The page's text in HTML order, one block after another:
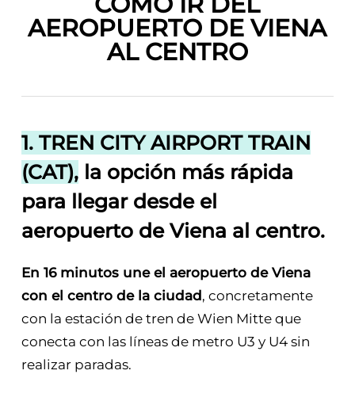
AEROPUERTO DE VIENA
AL CENTRO
1. TREN CITY AIRPORT TRAIN
(CAT),la opción más rápida
para llegar desde el
aeropuerto de Viena al centro.
En 16 minutos une el aeropuerto de Viena
con el centro de la ciudad , concretamente
con la estación de tren de Wien Mitte que
conecta con las líneas de metro U3 y U4 sin
realizar paradas.